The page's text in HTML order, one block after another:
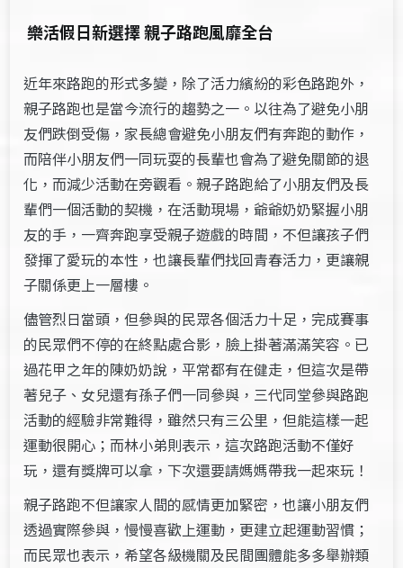
樂活假日新選擇 親子路跑風靡全台
近年來路跑的形式多變，除了活力繽紛的彩色路跑外，
親子路跑也是當今流行的趨勢之一。以往為了避免小朋
友們跌倒受傷，家長總會避免小朋友們有奔跑的動作，
而陪伴小朋友們一同玩耍的長輩也會為了避免關節的退
化，而減少活動在旁觀看。親子路跑給了小朋友們及長
輩們一個活動的契機，在活動現場，爺爺奶奶緊握小朋
友的手，一齊奔跑享受親子遊戲的時間，不但讓孩子們
發揮了愛玩的本性，也讓長輩們找回青春活力，更讓親
子關係更上一層樓。
儘管烈日當頭，但參與的民眾各個活力十足，完成賽事
的民眾們不停的在終點處合影，臉上掛著滿滿笑容。已
過花甲之年的陳奶奶說，平常都有在健走，但這次是帶
著兒子、女兒還有孫子們一同參與，三代同堂參與路跑
活動的經驗非常難得，雖然只有三公里，但能這樣一起
運動很開心；而林小弟則表示，這次路跑活動不僅好
玩，還有獎牌可以拿，下次還要請媽媽帶我一起來玩！
親子路跑不但讓家人間的感情更加緊密，也讓小朋友們
透過實際參與，慢慢喜歡上運動，更建立起運動習慣；
而民眾也表示，希望各級機關及民間團體能多多舉辦類